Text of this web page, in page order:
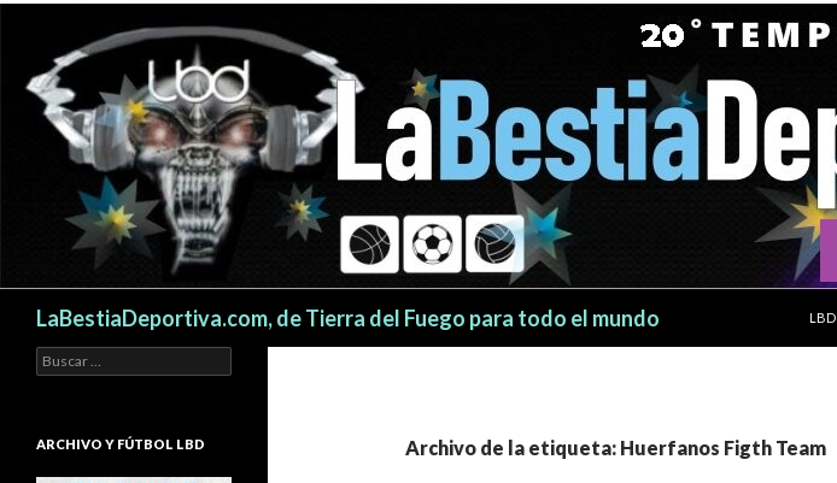
LaBestiaDeportiva.com, de Tierra del Fuego para todo el mundo
LBD
Archivo de la etiqueta: Huerfanos Figth Team
Buscar:
ARCHIVO Y FÚTBOL LBD